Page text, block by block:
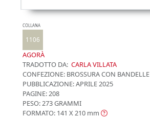
COLLANA
1106
AGORÀ
TRADOTTO DA: CARLA VILLATA
CONFEZIONE: BROSSURA CON BANDELLE
PUBBLICAZIONE:APRILE 2025
PAGINE: 208
PESO: 273 GRAMMI
FORMATO: 141 X 210 mm